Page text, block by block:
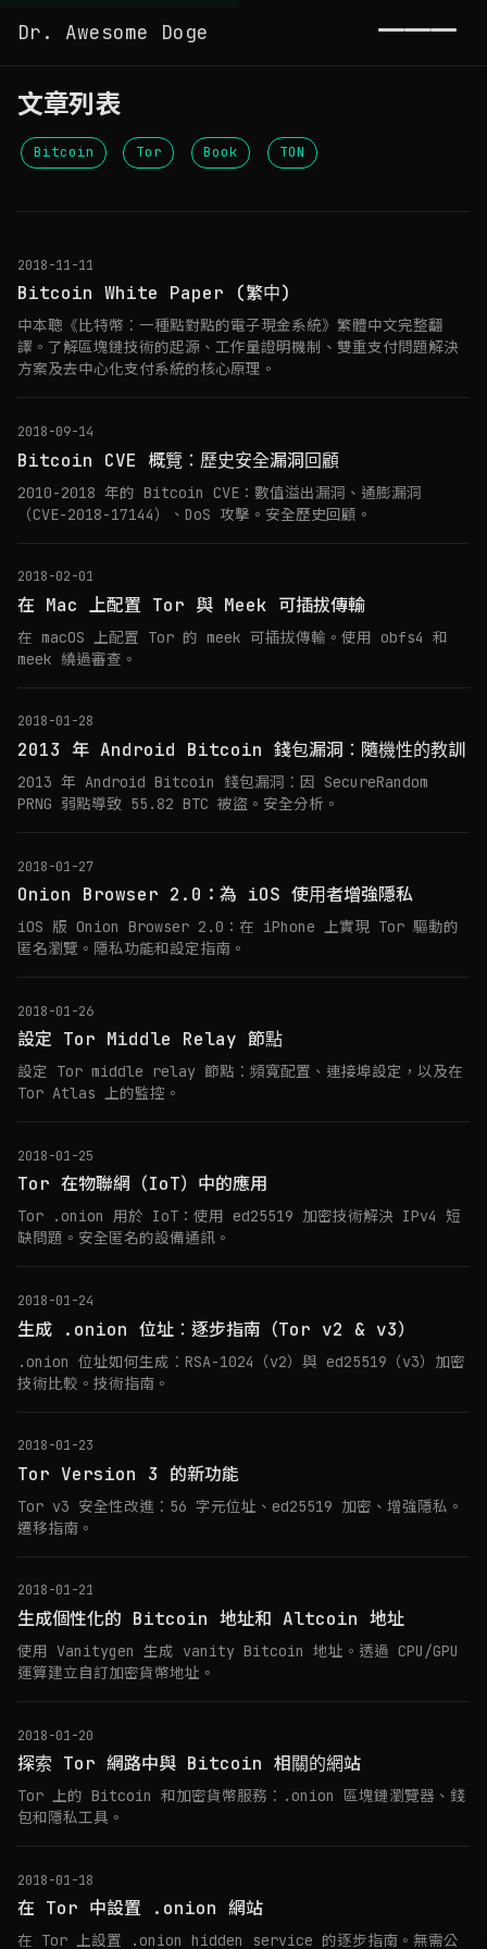
Dr. Awesome Doge
文章列表
Bitcoin Tor Book TON
2018-11-11
Bitcoin White Paper (繁中)
中本聰《比特幣：一種點對點的電子現金系統》繁體中文完整翻
譯。了解區塊鏈技術的起源、工作量證明機制、雙重支付問題解決
方案及去中心化支付系統的核心原理。
2018-09-14
Bitcoin CVE 概覽：歷史安全漏洞回顧
2010-2018 年的 Bitcoin CVE：數值溢出漏洞、通膨漏洞
（CVE-2018-17144）、DoS 攻擊。安全歷史回顧。
2018-02-01
在 Mac 上配置 Tor 與 Meek 可插拔傳輸
在 macOS 上配置 Tor 的 meek 可插拔傳輸。使用 obfs4 和
meek 繞過審查。
2018-01-28
2013 年 Android Bitcoin 錢包漏洞：隨機性的教訓
2013 年 Android Bitcoin 錢包漏洞：因 SecureRandom
PRNG 弱點導致 55.82 BTC 被盜。安全分析。
2018-01-27
Onion Browser 2.0：為 iOS 使用者增強隱私
iOS 版 Onion Browser 2.0：在 iPhone 上實現 Tor 驅動的
匿名瀏覽。隱私功能和設定指南。
2018-01-26
設定 Tor Middle Relay 節點
設定 Tor middle relay 節點：頻寬配置、連接埠設定，以及在
Tor Atlas 上的監控。
2018-01-25
Tor 在物聯網（IoT）中的應用
Tor .onion 用於 IoT：使用 ed25519 加密技術解決 IPv4 短
缺問題。安全匿名的設備通訊。
2018-01-24
生成 .onion 位址：逐步指南（Tor v2 & v3）
.onion 位址如何生成：RSA-1024（v2）與 ed25519（v3）加密
技術比較。技術指南。
2018-01-23
Tor Version 3 的新功能
Tor v3 安全性改進：56 字元位址、ed25519 加密、增強隱私。
遷移指南。
2018-01-21
生成個性化的 Bitcoin 地址和 Altcoin 地址
使用 Vanitygen 生成 vanity Bitcoin 地址。透過 CPU/GPU
運算建立自訂加密貨幣地址。
2018-01-20
探索 Tor 網路中與 Bitcoin 相關的網站
Tor 上的 Bitcoin 和加密貨幣服務：.onion 區塊鏈瀏覽器、錢
包和隱私工具。
2018-01-18
在 Tor 中設置 .onion 網站
在 Tor 上設置 .onion hidden service 的逐步指南。無需公